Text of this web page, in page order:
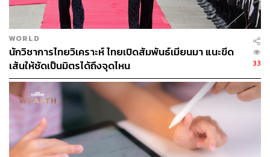
จีนเป็นประเทศที่มีฟาร์มกังหันลมขนาดใหญ่ที่สุดในโลก จาก
บทความของ South China Morning Post เมื่อเดือนมกราคม
2024 ได้ระบุไว้ว่า กำลังการผลิตติดตั้งของฟาร์มกังหันลม
และโซลาร์ฟาร์มในจีนทะลุ 1,000 กิกะวัตต์ (GW) ไปแล้ว
เพิ่มขึ้นถึง 1 ใน 3 จากปีก่อนหน้า และคิดเป็น 15% ของการ
ผลิตไฟฟ้าทั้งหมดของประเทศ
บทความยังคาดการณ์อีกว่า จีนจะมีสัดส่วนเกือบ 60% ของ
กำลังการผลิตพลังงานหมุนเวียนใหม่ทั่วโลกในช่วง 5 ปีข้าง
หน้าจนถึงปี 2028 และกำลังจะบรรลุเป้าหมายการมีกำลังการ
ผลิตติดตั้งจากลมและแสงอาทิตย์ที่ 1,200 GW ได้ภายในปี
WORLD
นักวิชาการไทยวิเคราะห์ ไทยเปิดสัมพันธ์เมียนมา แนะขีด
เส้นให้ชัดเป็นมิตรได้ถึงจุดไหน
33